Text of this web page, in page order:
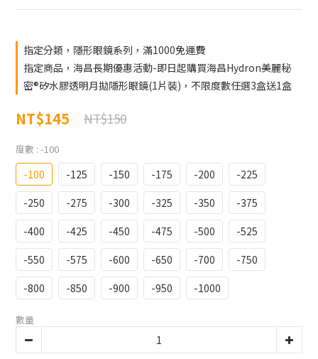
指定分類，隱形眼鏡系列，滿1000免運費
指定商品，海昌長期優惠活動-即日起購買海昌Hydron美麗秘
密®矽水膠透明月拋隱形眼鏡(1片裝)，不限度數任選3盒送1盒
NT$145 NT$150
度數 : -100
-100 -125 -150 -175 -200
-225
-250
-275 -300 -325 -350
-375
-400
-425 -450 -475 -500
-525
-550
-575 -600 -650 -700
-750
-800
-850 -900 -950 -1000
數量